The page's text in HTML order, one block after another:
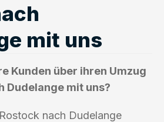
mit uns
Kunden über ihren Umzug
Dudelange mit uns?
nach Dudelange